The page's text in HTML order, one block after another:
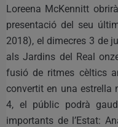
Loreena McKennitt
presentació del seu
2018), el dimecres 3 de
als Jardins del Real
fusió de ritmes cèltics
convertit en una estrella
4, el públic podrà
importants de l’Estat: